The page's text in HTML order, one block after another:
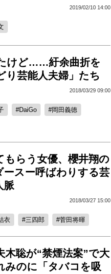
2019/02/10 14:00
けど……紆余曲折を
り芸能人夫婦」たち
2018/03/29 09:00
DaiGo 岡田義徳
もらう女優、櫻井翔の
ースー呼ばわりする芸
脈
2018/03/27 15:00
衣 三四郎 菅田将暉
聡が“禁煙法案”で大
のに「タバコを吸